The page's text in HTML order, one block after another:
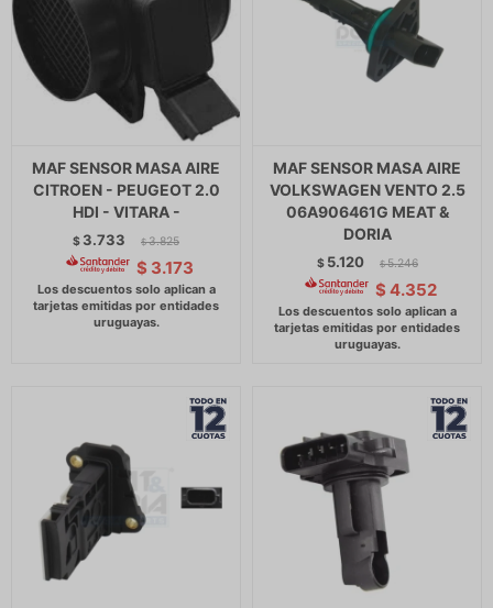
MAF SENSOR MASA AIRE
CITROEN - PEUGEOT 2.0
HDI - VITARA -
$ 3.733 $ 3.825
$ 3.173
MAF SENSOR MASA AIRE
VOLKSWAGEN VENTO 2.5
06A906461G MEAT &
DORIA
$ 5.120 $ 5.246
$ 4.352